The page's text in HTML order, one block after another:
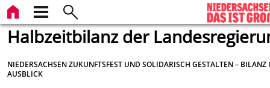
Halbzeitbilanz der
NIEDERSACHSEN ZUKUNFTSFEST UND SOLIDARISCH GESTALTEN – BILANZ
AUSBLICK